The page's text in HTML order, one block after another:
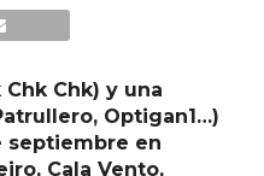
Chk) y una
Optigan1…)
septiembre en
Cala Vento,